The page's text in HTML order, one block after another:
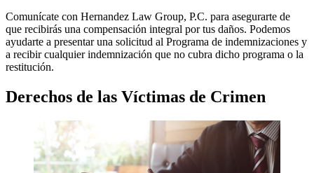
Comunícate con Hernandez Law Group, P.C. para asegurarte de
que recibirás una compensación integral por tus daños. Podemos
ayudarte a presentar una solicitud al Programa de indemnizaciones y
a recibir cualquier indemnización que no cubra dicho programa o la
restitución.
Derechos de las Víctimas de Crimen